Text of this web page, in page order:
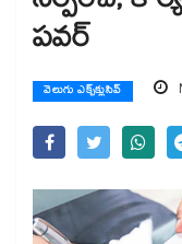
పవర్
వెలుగు ఎక్స్‌క్లుసివ్